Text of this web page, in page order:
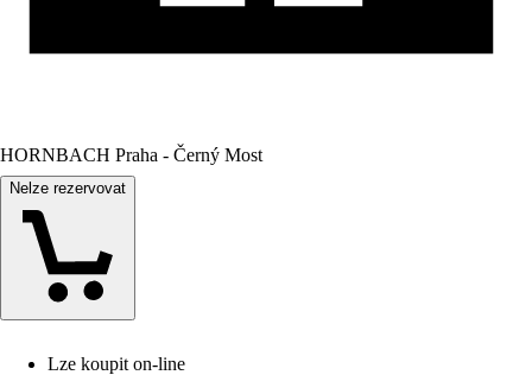
HORNBACH Praha - Černý Most
Nelze rezervovat
Lze koupit on-line